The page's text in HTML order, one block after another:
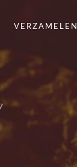
VERZAMELEN